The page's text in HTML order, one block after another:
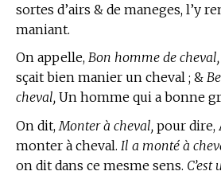
sortes d’airs & de maneges, l’y
maniant.
On appelle, Bon homme de cheval,
sçait bien manier un cheval ; &
cheval, Un homme qui a bonne
On dit, Monter à cheval, pour dire,
monter à cheval. Il a monté à
on dit dans ce mesme sens.